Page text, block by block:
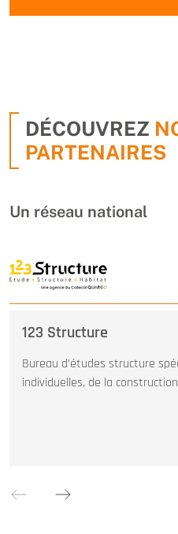
DÉCOUVREZ
PARTENAIRES
Un réseau national
123 Structure
Bureau d’études structure
individuelles, de la